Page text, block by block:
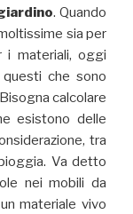
. Quando
sia per
i materiali, oggi
che sono
calcolare
esistono delle
tra
Va detto
nei mobili da
materiale vivo